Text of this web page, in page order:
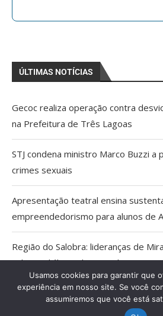
ÚLTIMAS NOTÍCIAS
Gecoc realiza operação contra
na Prefeitura de Três Lagoas
STJ condena ministro Marco Buzzi
crimes sexuais
Apresentação teatral ensina
empreendedorismo para alunos de
Região do Salobra: lideranças de
cobram diálogo aberto sobre
Cientistas cassados pelo AI-5
Usamos cookies para garantir que
experiência em nosso site. Se você
assumiremos que você está